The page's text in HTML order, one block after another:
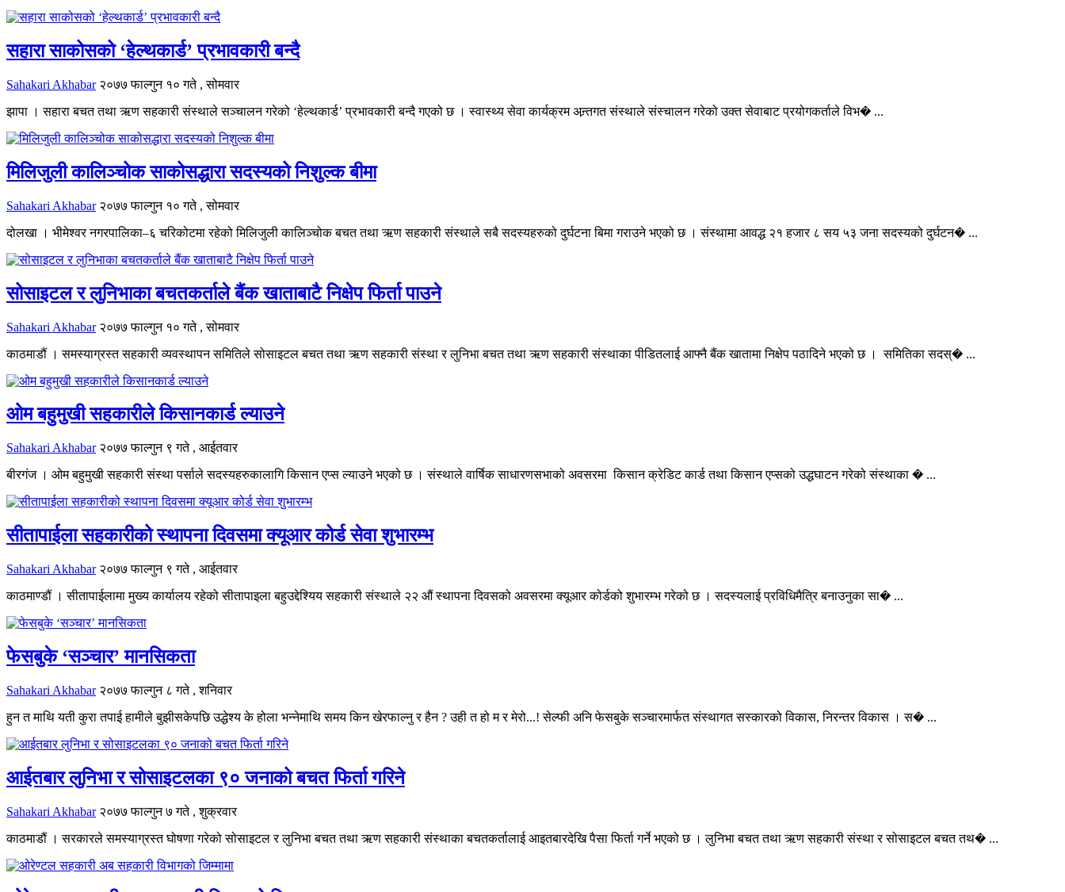
सहारा साकोसको ‘हेल्थकार्ड’ प्रभावकारी बन्दै
Sahakari Akhabar २०७७ फाल्गुन १० गते , सोमवार
झापा । सहारा बचत तथा ऋण सहकारी संस्थाले सञ्चालन गरेको ‘हेल्थकार्ड’ प्रभावकारी बन्दै गएको छ । स्वास्थ्य सेवा कार्यक्रम अन्र्तगत संस्थाले संस्चालन गरेको उक्त सेवाबाट प्रयोगकर्ताले विभ� ...
मिलिजुली कालिञ्चोक साकोसद्धारा सदस्यको निशुल्क बीमा
Sahakari Akhabar २०७७ फाल्गुन १० गते , सोमवार
दोलखा । भीमेश्वर नगरपालिका–६ चरिकोटमा रहेको मिलिजुली कालिञ्चोक बचत तथा ऋण सहकारी संस्थाले सबै सदस्यहरुको दुर्घटना बिमा गराउने भएको छ । संस्थामा आवद्ध २१ हजार ८ सय ५३ जना सदस्यको दुर्घटन� ...
सोसाइटल र लुनिभाका बचतकर्ताले बैंक खाताबाटै निक्षेप फिर्ता पाउने
Sahakari Akhabar २०७७ फाल्गुन १० गते , सोमवार
काठमाडौं । समस्याग्रस्त सहकारी व्यवस्थापन समितिले सोसाइटल बचत तथा ऋण सहकारी संस्था र लुनिभा बचत तथा ऋण सहकारी संस्थाका पीडितलाई आफ्नै बैंक खातामा निक्षेप पठादिने भएको छ । समितिका सदस्� ...
ओम बहुमुखी सहकारीले किसानकार्ड ल्याउने
Sahakari Akhabar २०७७ फाल्गुन ९ गते , आईतवार
बीरगंज । ओम बहुमुखी सहकारी संस्था पर्साले सदस्यहरुकालागि किसान एप्स ल्याउने भएको छ । संस्थाले वार्षिक साधारणसभाको अवसरमा किसान क्रेडिट कार्ड तथा किसान एप्सको उद्धघाटन गरेको संस्थाका � ...
सीतापाईला सहकारीको स्थापना दिवसमा क्यूआर कोर्ड सेवा शुभारम्भ
Sahakari Akhabar २०७७ फाल्गुन ९ गते , आईतवार
काठमाण्डौं । सीतापाईलामा मुख्य कार्यालय रहेको सीतापाइला बहुउद्देश्यिय सहकारी संस्थाले २२ औं स्थापना दिवसको अवसरमा क्यूआर कोर्डको शुभारम्भ गरेको छ । सदस्यलाई प्रविधिमैत्रि बनाउनुका सा� ...
फेसबुके ‘सञ्चार’ मानसिकता
Sahakari Akhabar २०७७ फाल्गुन ८ गते , शनिवार
हुन त माथि यती कुरा तपाई हामीले बुझीसकेपछि उद्धेश्य के होला भन्नेमाथि समय किन खेरफाल्नु र हैन ? उही त हो म र मेरो...! सेल्फी अनि फेसबुके सञ्चारमार्फत संस्थागत सस्कारको विकास, निरन्तर विकास । स� ...
आईतबार लुनिभा र सोसाइटलका ९० जनाको बचत फिर्ता गरिने
Sahakari Akhabar २०७७ फाल्गुन ७ गते , शुक्रवार
काठमाडौं । सरकारले समस्याग्रस्त घोषणा गरेको सोसाइटल र लुनिभा बचत तथा ऋण सहकारी संस्थाका बचतकर्तालाई आइतबारदेखि पैसा फिर्ता गर्ने भएको छ । लुनिभा बचत तथा ऋण सहकारी संस्था र सोसाइटल बचत तथ� ...